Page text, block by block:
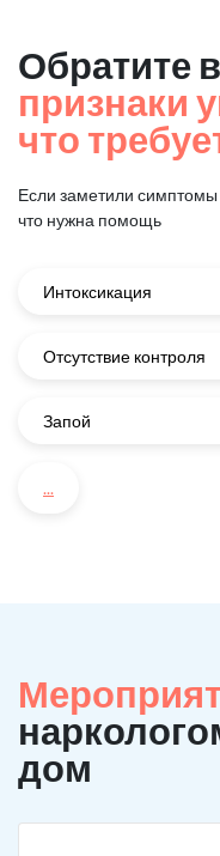
Обратите
признаки
что
Если заметили симптомы
что нужна помощь
Интоксикация
Отсутствие контроля
Запой
...
дом